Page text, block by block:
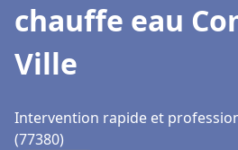
chauffe eau
Ville
Intervention rapide et
(77380)